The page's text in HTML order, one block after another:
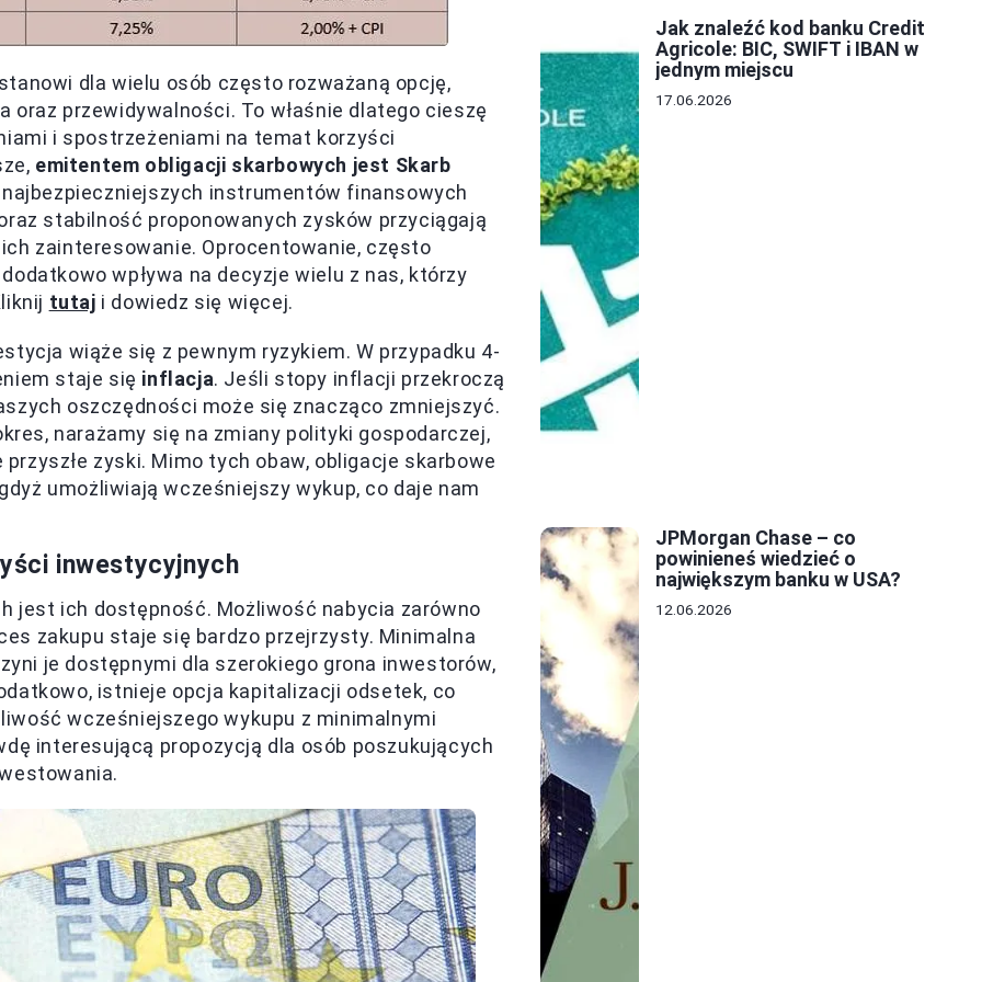
dla wielu osób często rozważaną opcję,
oraz przewidywalności. To właśnie dlatego cieszę
i spostrzeżeniami na temat korzyści
emitentem obligacji skarbowych jest Skarb
instrumentów finansowych
stabilność proponowanych zysków przyciągają
zainteresowanie. Oprocentowanie, często
wpływa na decyzje wielu z nas, którzy
tutaj i dowiedz się więcej.
wiąże się z pewnym ryzykiem. W przypadku 4-
staje się inflacja. Jeśli stopy inflacji przekroczą
oszczędności może się znacząco zmniejszyć.
narażamy się na zmiany polityki gospodarczej,
zyski. Mimo tych obaw, obligacje skarbowe
umożliwiają wcześniejszy wykup, co daje nam
inwestycyjnych
jest ich dostępność. Możliwość nabycia zarówno
zakupu staje się bardzo przejrzysty. Minimalna
je dostępnymi dla szerokiego grona inwestorów,
istnieje opcja kapitalizacji odsetek, co
wcześniejszego wykupu z minimalnymi
interesującą propozycją dla osób poszukujących
Jak znaleźć kod banku Credit
Agricole: BIC, SWIFT i IBAN w
jednym miejscu
17.06.2026
JPMorgan Chase – co
powinieneś wiedzieć o
największym banku w USA?
12.06.2026